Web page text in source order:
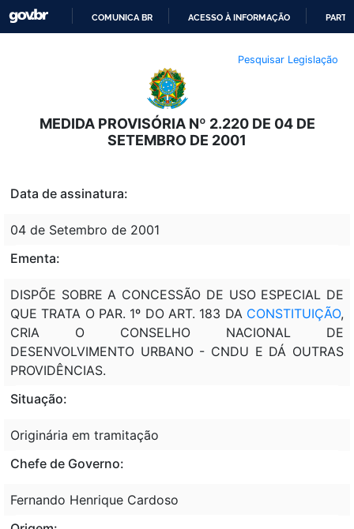
O
CONTEÚDO
COMUNICA BR ACESSO À INFORMAÇÃO
Pesquisar Legislação
MEDIDA PROVISÓRIA Nº 2.220 DE 04 DE
SETEMBRO DE 2001
Data de assinatura:
04 de Setembro de 2001
Ementa:
DISPÕE SOBRE A CONCESSÃO DE USO ESPECIAL DE
QUE TRATA O PAR. 1º DO ART. 183 DA CONSTITUIÇÃO,
CRIA O CONSELHO NACIONAL DE
DESENVOLVIMENTO URBANO - CNDU E DÁ OUTRAS
PROVIDÊNCIAS.
Situação:
Originária em tramitação
Chefe de Governo:
Fernando Henrique Cardoso